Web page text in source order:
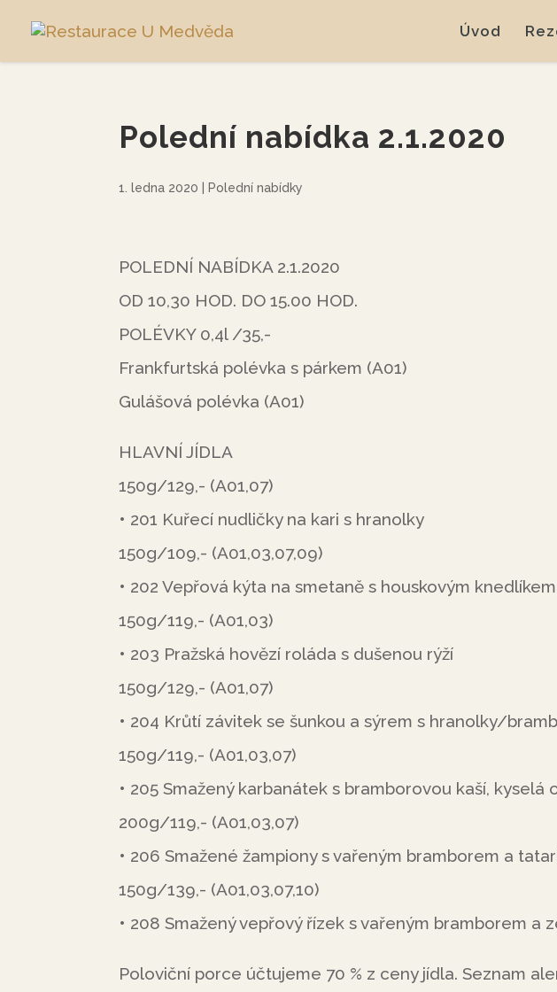
Úvod
Polední nabídka 2.1.2020
1. ledna 2020 Polední nabídky
POLEDNÍ NABÍDKA 2.1.2020
OD 10,30 HOD. DO 15.00 HOD.
POLÉVKY 0,4l /35,-
Frankfurtská polévka s párkem (A01)
Gulášová polévka (A01)
HLAVNÍ JÍDLA
150g/129,- (A01,07)
• 201 Kuřecí nudličky na kari s hranolky
150g/109,- (A01,03,07,09)
• 202 Vepřová kýta na smetaně s houskovým knedlíkem
150g/119,- (A01,03)
• 203 Pražská hovězí roláda s dušenou rýží
150g/129,- (A01,07)
• 204 Krůtí závitek se šunkou a sýrem s hranolky/
150g/119,- (A01,03,07)
• 205 Smažený karbanátek s bramborovou kaší, kyselá
200g/119,- (A01,03,07)
• 206 Smažené žampiony s vařeným bramborem a
150g/139,- (A01,03,07,10)
• 208 Smažený vepřový řízek s vařeným bramborem a
Poloviční porce účtujeme 70 % z ceny jídla. Seznam